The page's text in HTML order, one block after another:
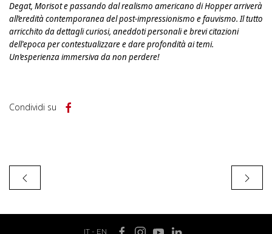
Degat, Morisot e passando dal realismo americano di Hopper arriverà
all’eredità contemporanea del post-impressionismo e fauvismo. Il tutto
arricchito da dettagli curiosi, aneddoti personali e brevi citazioni
dell'epoca per contestualizzare e dare profondità ai temi.
Un’esperienza immersiva da non perdere!
Condividi su
IT- EN